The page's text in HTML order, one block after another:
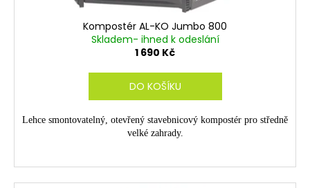
Kompostér AL-KO Jumbo 800
Skladem- ihned k odeslání
1 690 Kč
DO KOŠÍKU
Lehce smontovatelný, otevřený stavebnicový kompostér pro středně
velké zahrady.